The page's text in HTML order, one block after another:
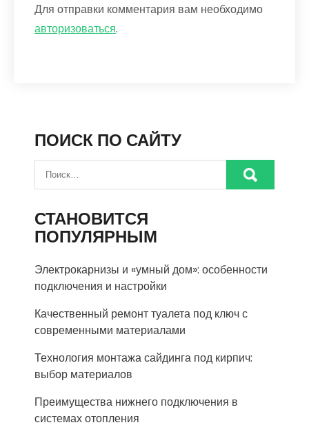
Для отправки комментария вам необходимо
авторизоваться.
ПОИСК ПО САЙТУ
СТАНОВИТСЯ
ПОПУЛЯРНЫМ
Электрокарнизы и «умный дом»: особенности
подключения и настройки
Качественный ремонт туалета под ключ с
современными материалами
Технология монтажа сайдинга под кирпич:
выбор материалов
Преимущества нижнего подключения в
системах отопления